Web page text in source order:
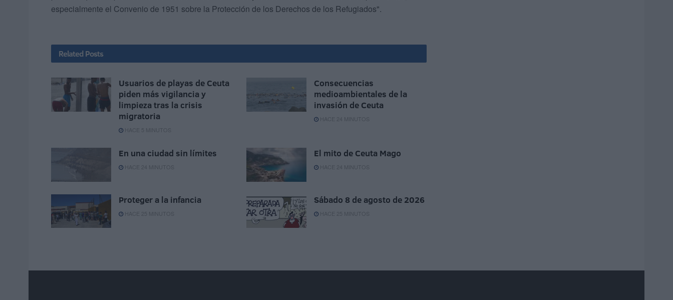
especialmente el Convenio de 1951 sobre la Protección de los Derechos de los Refugiados".
Related Posts
Usuarios de playas de Ceuta
piden más vigilancia y
limpieza tras la crisis
migratoria
HACE 5 MINUTOS
Consecuencias
medioambientales de la
invasión de Ceuta
HACE 24 MINUTOS
En una ciudad sin límites
HACE 24 MINUTOS
El mito de Ceuta Mago
HACE 24 MINUTOS
Proteger a la infancia
HACE 25 MINUTOS
Sábado 8 de agosto de 2026
HACE 25 MINUTOS